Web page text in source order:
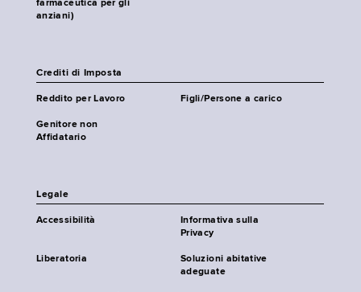
farmaceutica per gli
anziani)
Crediti di Imposta
Reddito per Lavoro Figli/Persone a carico
Genitore non
Affidatario
Legale
Accessibilità
Informativa sulla
Privacy
Liberatoria
Soluzioni abitative
adeguate